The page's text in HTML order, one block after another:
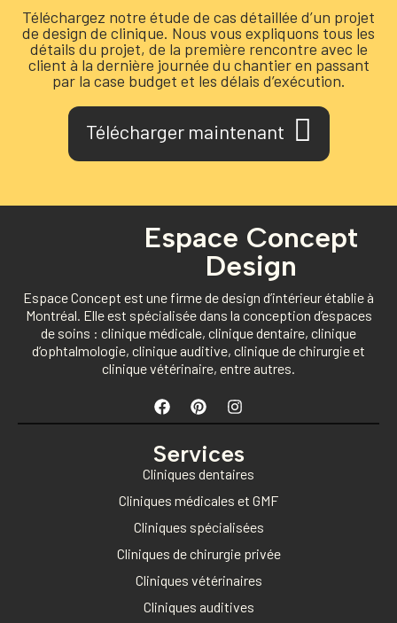
Téléchargez notre étude de cas détaillée d’un projet
de design de clinique. Nous vous expliquons tous les
détails du projet, de la première rencontre avec le
client à la dernière journée du chantier en passant
par la case budget et les délais d’exécution.
Télécharger maintenant
Espace Concept
Design
Espace Concept est une firme de design d’intérieur établie à
Montréal. Elle est spécialisée dans la conception d’espaces
de soins : clinique médicale, clinique dentaire, clinique
d’ophtalmologie, clinique auditive, clinique de chirurgie et
clinique vétérinaire, entre autres.
Services
Cliniques dentaires
Cliniques médicales et GMF
Cliniques spécialisées
Cliniques de chirurgie privée
Cliniques vétérinaires
Cliniques auditives